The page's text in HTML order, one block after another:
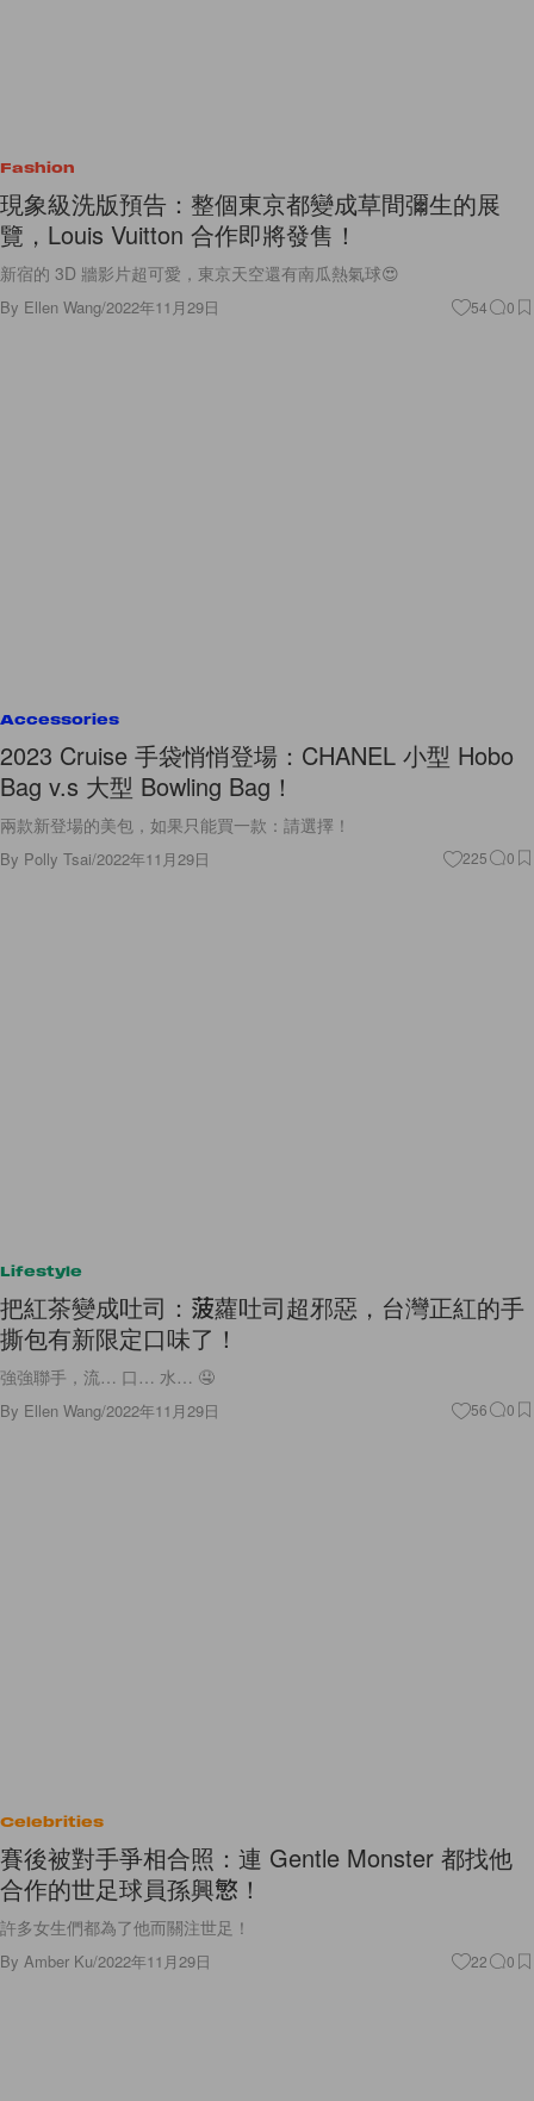
Fashion
現象級洗版預告：整個東京都變成草間彌生的展
覽，Louis Vuitton 合作即將發售！
新宿的 3D 牆影片超可愛，東京天空還有南瓜熱氣球😍
By Ellen Wang/2022年11月29日 54 0
Accessories
2023 Cruise 手袋悄悄登場：CHANEL 小型 Hobo
Bag v.s 大型 Bowling Bag！
兩款新登場的美包，如果只能買一款：請選擇！
By Polly Tsai/2022年11月29日 225 0
Lifestyle
把紅茶變成吐司：菠蘿吐司超邪惡，台灣正紅的手
撕包有新限定口味了！
強強聯手，流… 口… 水… 🤤
By Ellen Wang/2022年11月29日 56 0
Celebrities
賽後被對手爭相合照：連 Gentle Monster 都找他
合作的世足球員孫興慜！
許多女生們都為了他而關注世足！
By Amber Ku/2022年11月29日 22 0